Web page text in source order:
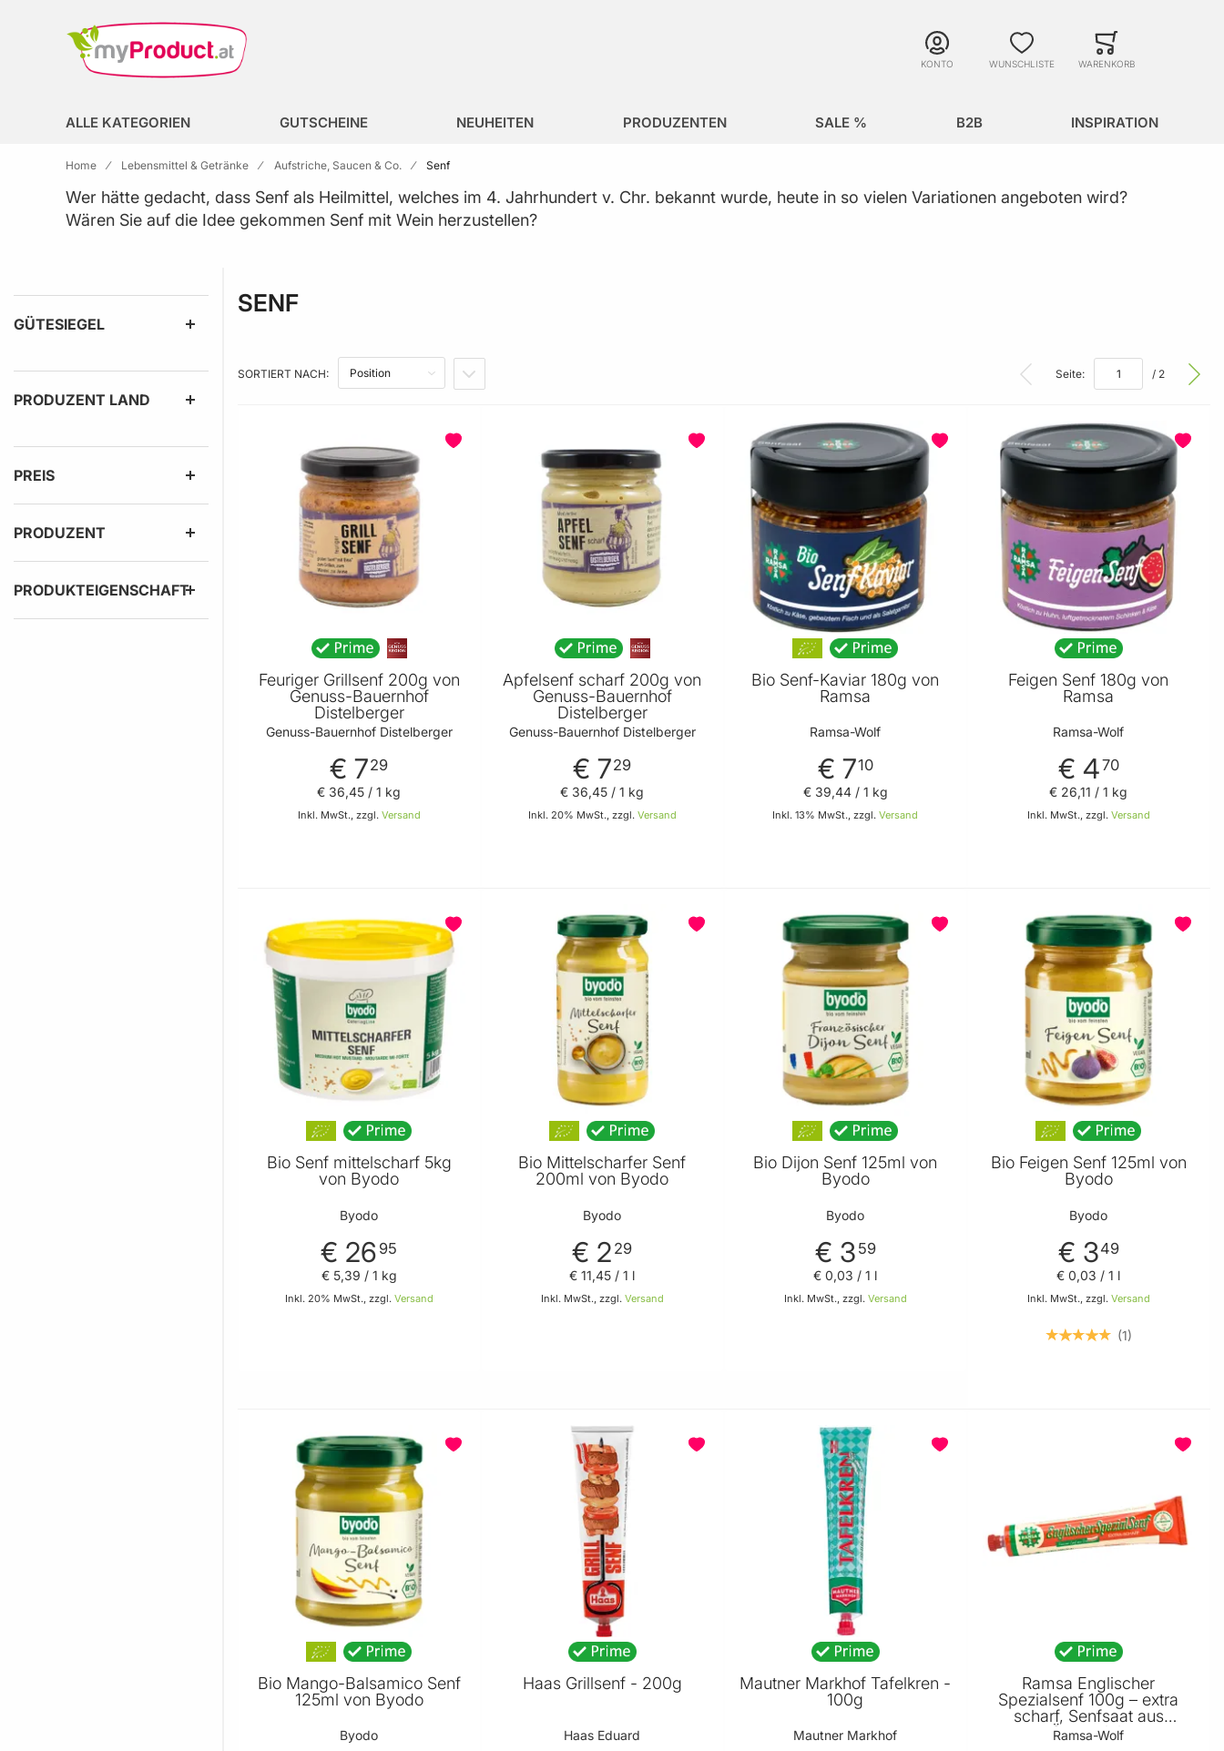
KONTO WUNSCHLISTE WARENKORB
ALLE KATEGORIEN GUTSCHEINE NEUHEITEN PRODUZENTEN SALE % B2B INSPIRATION
Home Lebensmittel & Getränke Aufstriche, Saucen & Co. Senf
Wer hätte gedacht, dass Senf als Heilmittel, welches im 4. Jahrhundert v. Chr. bekannt wurde, heute in so vielen Variationen angeboten wird?
Wären Sie auf die Idee gekommen Senf mit Wein herzustellen?
GÜTESIEGEL
PRODUZENT LAND
PREIS
PRODUZENT
PRODUKTEIGENSCHAFT
SENF
SORTIERT NACH: IN ABSTEIGENDER REIHENFOLGE Seite: / 2
Feuriger Grillsenf 200g von
Genuss-Bauernhof
Distelberger
Genuss-Bauernhof Distelberger
€ 729
Inkl. MwSt., zzgl. Versand
€ 36,45 / 1 kg
Apfelsenf scharf 200g von
Genuss-Bauernhof
Distelberger
Genuss-Bauernhof Distelberger
€ 729
Inkl. 20% MwSt., zzgl. Versand
€ 36,45 / 1 kg
Bio Senf-Kaviar 180g von
Ramsa
Ramsa-Wolf
€ 710
Inkl. 13% MwSt., zzgl.Versand
€ 39,44/ 1 kg
Feigen Senf 180g von
Ramsa
Ramsa-Wolf
€ 470
Inkl. MwSt., zzgl. Versand
€ 26,11 / 1 kg
Bio Senf mittelscharf 5kg
von Byodo
Byodo
€ 26 95
Inkl. 20% MwSt., zzgl. Versand
€ 5,39 / 1 kg
Bio Mittelscharfer Senf
200ml von Byodo
Byodo
€ 2 29
Inkl. MwSt., zzgl. Versand
€ 11,45 / 1 l
Bio Dijon Senf 125ml von
Byodo
Byodo
€ 3 59
Inkl. MwSt., zzgl. Versand
€ 0,03 / 1 l
Bio Feigen Senf 125ml von
Byodo
Byodo
€ 349
Inkl. MwSt., zzgl. Versand
€ 0,03 / 1 l
1
Bio Mango-Balsamico Senf
125ml von Byodo
Byodo
Haas Grillsenf - 200g
Haas Eduard
Mautner Markhof Tafelkren -
100g
Mautner Markhof
Ramsa Englischer
Spezialsenf 100g – extra
scharf, Senfsaat aus
Österreich
Ramsa-Wolf